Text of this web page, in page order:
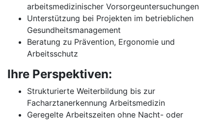
arbeitsmedizinischer Vorsorgeuntersuchungen
Unterstützung bei Projekten im betrieblichen
Gesundheitsmanagement
Beratung zu Prävention, Ergonomie und
Arbeitsschutz
Ihre Perspektiven:
Strukturierte Weiterbildung bis zur
Facharztanerkennung Arbeitsmedizin
Geregelte Arbeitszeiten ohne Nacht- oder